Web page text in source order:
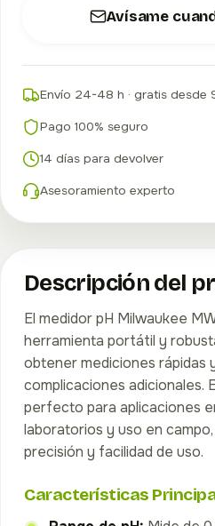
Avísame
Envío 24-48 h · gratis desde
Pago 100% seguro
14 días para devolver
Asesoramiento experto
Descripción del
El medidor pH Milwaukee
herramienta portátil y
obtener mediciones rápidas
complicaciones adicionales.
perfecto para aplicaciones
laboratorios y uso en
precisión y facilidad de uso.
Características